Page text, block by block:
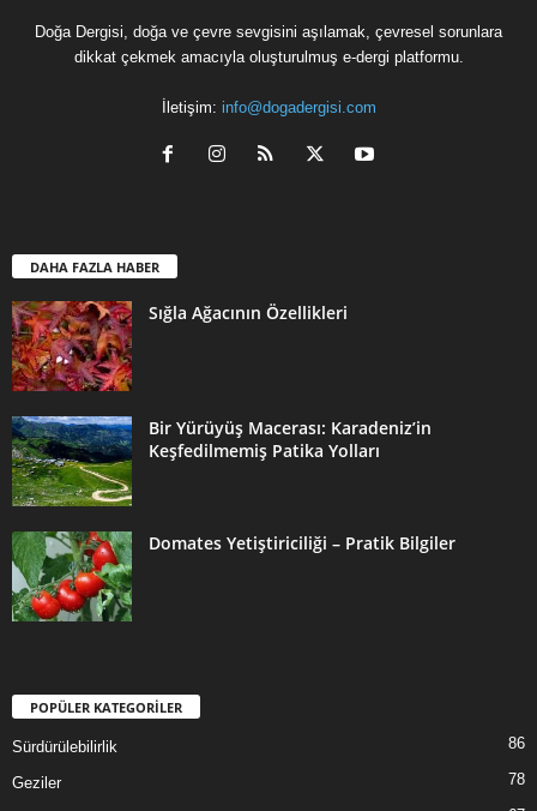
Doğa Dergisi, doğa ve çevre sevgisini aşılamak, çevresel sorunlara
dikkat çekmek amacıyla oluşturulmuş e-dergi platformu.
İletişim: info@dogadergisi.com
DAHA FAZLA HABER
Sığla Ağacının Özellikleri
Bir Yürüyüş Macerası: Karadeniz’in
Keşfedilmemiş Patika Yolları
Domates Yetiştiriciliği – Pratik Bilgiler
POPÜLER KATEGORİLER
Sürdürülebilirlik 86
Geziler 78